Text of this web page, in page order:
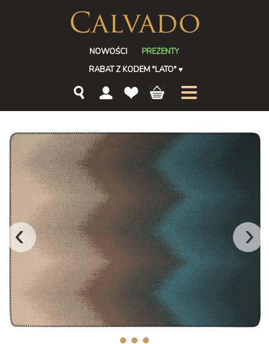
NOWOŚCI
PREZENTY
RABAT Z KODEM "LATO"♥
‹ ›
1 2 3